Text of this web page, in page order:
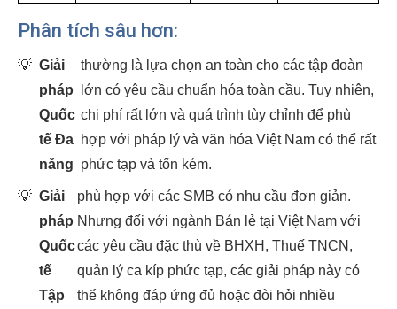
Phân tích sâu hơn:
💡 Giải
pháp
Quốc
tế Đa
năng
thường là lựa chọn an toàn cho các tập đoàn
lớn có yêu cầu chuẩn hóa toàn cầu. Tuy nhiên,
chi phí rất lớn và quá trình tùy chỉnh để phù
hợp với pháp lý và văn hóa Việt Nam có thể rất
phức tạp và tốn kém.
💡 Giải
pháp
Quốc
tế
Tập
phù hợp với các SMB có nhu cầu đơn giản.
Nhưng đối với ngành Bán lẻ tại Việt Nam với
các yêu cầu đặc thù về BHXH, Thuế TNCN,
quản lý ca kíp phức tạp, các giải pháp này có
thể không đáp ứng đủ hoặc đòi hỏi nhiều